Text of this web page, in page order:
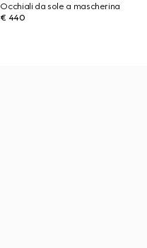
Occhiali da sole a mascherina
€ 440